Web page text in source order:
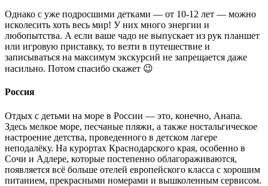
Однако с уже подросшими детками — от 10-12 лет — можно
исколесить хоть весь мир! У них много энергии и
любопытства. А если ваше чадо не выпускает из рук планшет
или игровую приставку, то везти в путешествие и
записываться на максимум экскурсий не запрещается даже
насильно. Потом спасибо скажет 😉
Россия
Отдых с детьми на море в России — это, конечно, Анапа.
Здесь мелкое море, песчаные пляжи, а также ностальгическое
настроение детства, проведенного в детском лагере
неподалёку. На курортах Краснодарского края, особенно в
Сочи и Адлере, которые постепенно облагораживаются,
появляется всё больше отелей европейского класса с хорошим
питанием, прекрасными номерами и вышколенным сервисом.